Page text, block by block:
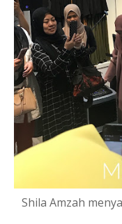
Shila Amzah